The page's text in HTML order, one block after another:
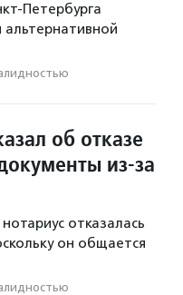
Петербурга
об отказе
из-за
отказалась
он общается